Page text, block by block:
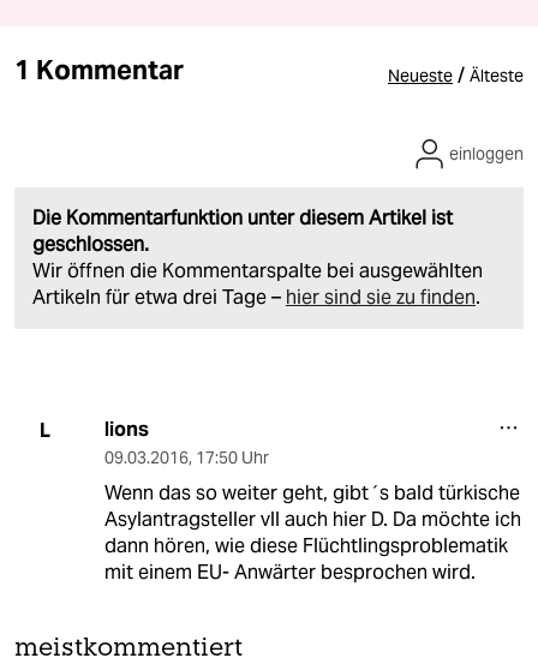
1 Kommentar Neueste / Älteste
Die Kommentarfunktion unter diesem Artikel ist
geschlossen.
Wir öffnen die Kommentarspalte bei ausgewählten
Artikeln für etwa drei Tage – hier sind sie zu finden.
einloggen
L lions
09.03.2016, 17:50 Uhr
Wenn das so weiter geht, gibt´s bald türkische
Asylantragsteller vll auch hier D. Da möchte ich
dann hören, wie diese Flüchtlingsproblematik
mit einem EU- Anwärter besprochen wird.
meistkommentiert